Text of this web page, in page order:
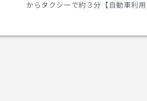
からタクシーで約３分【自動車利